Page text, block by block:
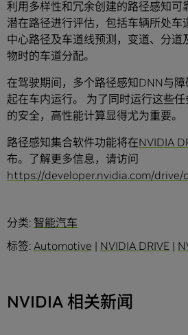
利用多样性和冗余创建的路径感知可
潜在路径进行评估，包括车辆所处车
中心路径及车道线预测，变道、分道
物时的车道分配。
在驾驶期间，多个路径感知DNN与
起在车内运行。 为了同时运行这些
的安全，高性能计算显得尤为重要。
路径感知集合软件功能将在NVIDIA
布。了解更多信息，请访问
https://developer.nvidia.com/
分类: 智能汽车
标签: Automotive | NVIDIA DRIVE |
NVIDIA 相关新闻